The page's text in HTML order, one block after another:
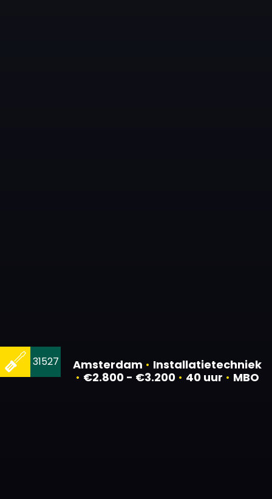
Amsterdam • Installatietechniek
• €2.800 - €3.200 • 40 uur • MBO
31527